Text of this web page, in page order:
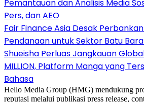
Pemantauan dan Analisis Media
Pers, dan AEO
Fair Finance Asia Desak
Pendanaan untuk Sektor Batu Bara
Shueisha Perluas Jangkauan
MILLION, Platform Manga yang
Bahasa
Hello Media Group (HMG) mendukung
reputasi melalui publikasi press release,